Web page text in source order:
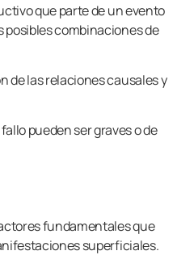
que parte de un evento
posibles combinaciones de
de las relaciones causales y
pueden ser graves o de
fundamentales que
superficiales.